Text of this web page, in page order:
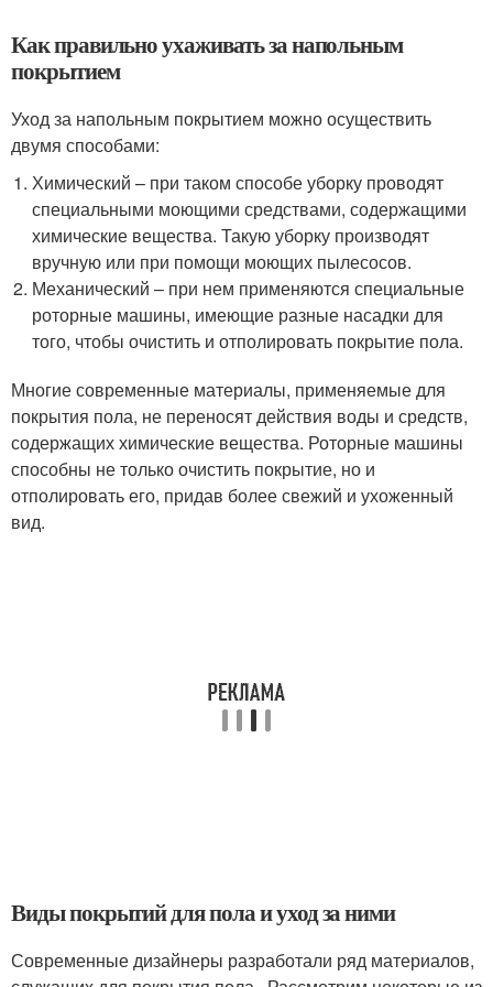
Как правильно ухаживать за напольным
покрытием
Уход за напольным покрытием можно осуществить
двумя способами:
Химический – при таком способе уборку проводят
специальными моющими средствами, содержащими
химические вещества. Такую уборку производят
вручную или при помощи моющих пылесосов.
Механический – при нем применяются специальные
роторные машины, имеющие разные насадки для
того, чтобы очистить и отполировать покрытие пола.
Многие современные материалы, применяемые для
покрытия пола, не переносят действия воды и средств,
содержащих химические вещества. Роторные машины
способны не только очистить покрытие, но и
отполировать его, придав более свежий и ухоженный
вид.
Виды покрытий для пола и уход за ними
Современные дизайнеры разработали ряд материалов,